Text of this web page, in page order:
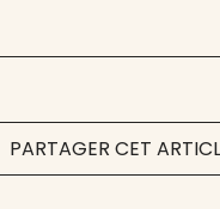
PARTAGER CET